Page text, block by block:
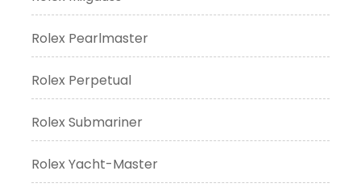
Rolex Pearlmaster
Rolex Perpetual
Rolex Submariner
Rolex Yacht-Master